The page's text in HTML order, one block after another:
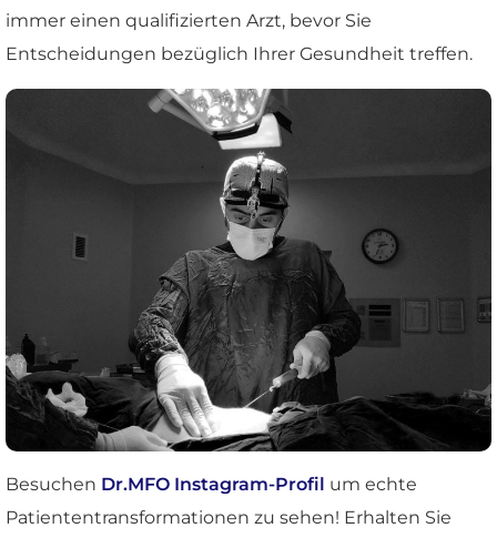
immer einen qualifizierten Arzt, bevor Sie
Entscheidungen bezüglich Ihrer Gesundheit treffen.
Besuchen Dr.MFO Instagram-Profil um echte
Patiententransformationen zu sehen! Erhalten Sie